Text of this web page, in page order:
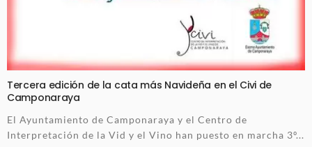
Tercera edición de la cata más Navideña en el Civi de
Camponaraya
El Ayuntamiento de Camponaraya y el Centro de
Interpretación de la Vid y el Vino han puesto en marcha 3º...